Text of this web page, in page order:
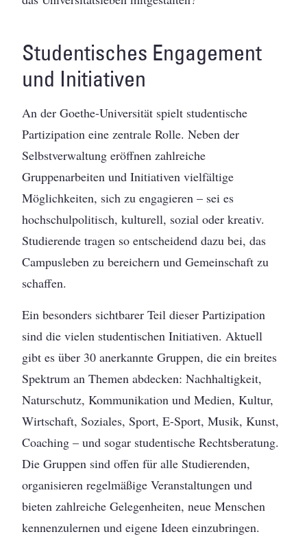
Studentisches Engagement
und Initiativen
An der Goethe-Universität spielt studentische
Partizipation eine zentrale Rolle. Neben der
Selbstverwaltung eröffnen zahlreiche
Gruppenarbeiten und Initiativen vielfältige
Möglichkeiten, sich zu engagieren – sei es
hochschulpolitisch, kulturell, sozial oder kreativ.
Studierende tragen so entscheidend dazu bei, das
Campusleben zu bereichern und Gemeinschaft zu
schaffen.
Ein besonders sichtbarer Teil dieser Partizipation
sind die vielen studentischen Initiativen. Aktuell
gibt es über 30 anerkannte Gruppen, die ein breites
Spektrum an Themen abdecken: Nachhaltigkeit,
Naturschutz, Kommunikation und Medien, Kultur,
Wirtschaft, Soziales, Sport, E-Sport, Musik, Kunst,
Coaching – und sogar studentische Rechtsberatung.
Die Gruppen sind offen für alle Studierenden,
organisieren regelmäßige Veranstaltungen und
bieten zahlreiche Gelegenheiten, neue Menschen
kennenzulernen und eigene Ideen einzubringen.